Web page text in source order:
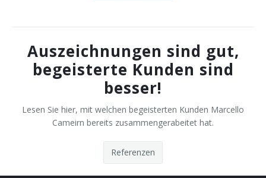
Auszeichnungen sind gut,
begeisterte Kunden sind
besser!
Lesen Sie hier, mit welchen begeisterten Kunden Marcello
Cameirn bereits zusammengerabeitet hat.
Referenzen